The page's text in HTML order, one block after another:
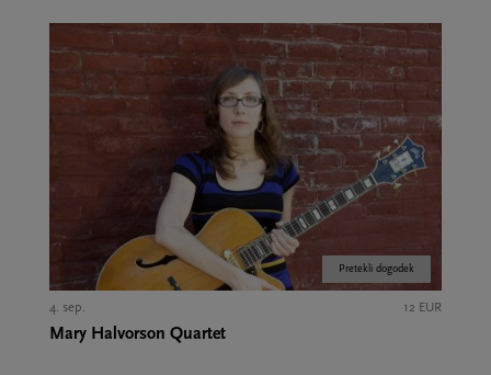
Pretekli dogodek
4. sep. 12 EUR
Mary Halvorson Quartet